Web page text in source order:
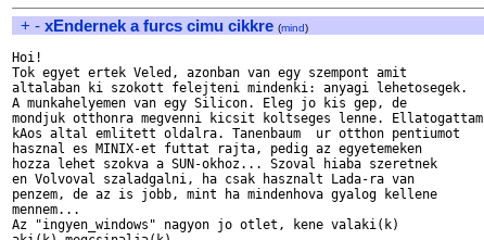
+ - xEndernek a furcs cimu cikkre (mind)
Hoi!
Tok egyet ertek Veled, azonban van egy szempont amit
altalaban ki szokott felejteni mindenki: anyagi lehetosegek.
A munkahelyemen van egy Silicon. Eleg jo kis gep, de
mondjuk otthonra megvenni kicsit koltseges lenne. Ellatogattam
kAos altal emlitett oldalra. Tanenbaum  ur otthon pentiumot
hasznal es MINIX-et futtat rajta, pedig az egyetemeken
hozza lehet szokva a SUN-okhoz... Szoval hiaba szeretnek
en Volvoval szaladgalni, ha csak hasznalt Lada-ra van
penzem, de az is jobb, mint ha mindenhova gyalog kellene
mennem...
Az "ingyen_windows" nagyon jo otlet, kene valaki(k)